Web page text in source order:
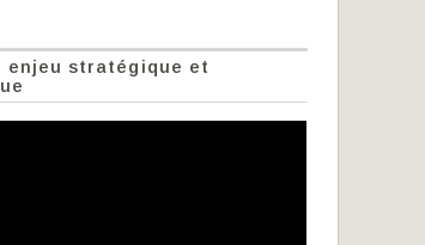
enjeu stratégique et